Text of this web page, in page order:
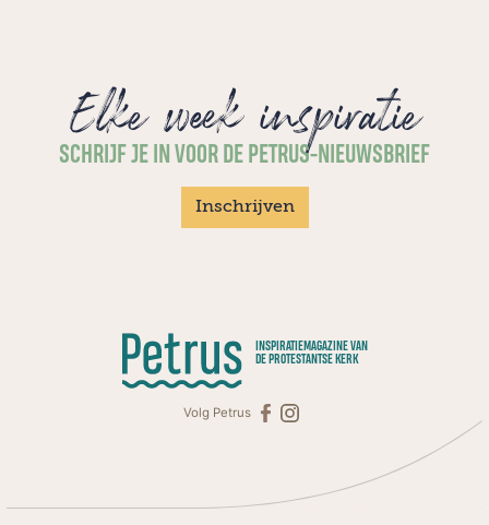
Elke week inspiratie
SCHRIJF JE IN VOOR DE PETRUS-NIEUWSBRIEF
Inschrijven
INSPIRATIEMAGAZINE VAN
DE PROTESTANTSE KERK
Volg Petrus